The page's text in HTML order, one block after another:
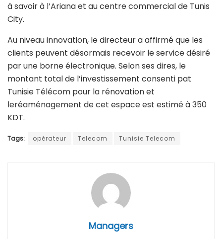
à savoir à l’Ariana et au centre commercial de Tunis
City.
Au niveau innovation, le directeur a affirmé que les
clients peuvent désormais recevoir le service désiré
par une borne électronique. Selon ses dires, le
montant total de l’investissement consenti pat
Tunisie Télécom pour la rénovation et
leréaménagement de cet espace est estimé à 350
KDT.
Tags: opérateur Telecom Tunisie Telecom
Managers